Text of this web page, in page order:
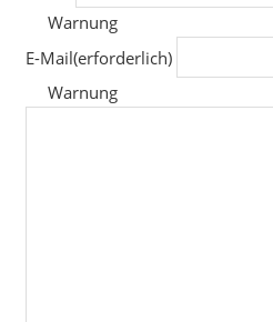
Warnung
E-Mail(erforderlich)
Warnung